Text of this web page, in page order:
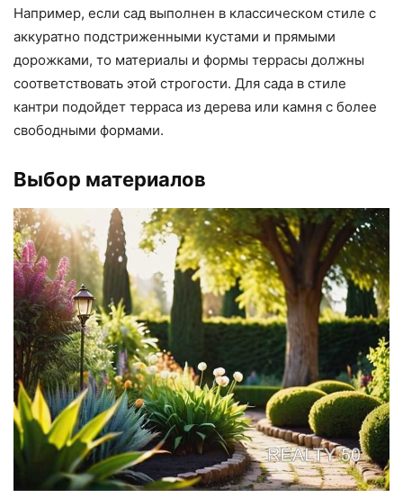
Например, если сад выполнен в классическом стиле с
аккуратно подстриженными кустами и прямыми
дорожками, то материалы и формы террасы должны
соответствовать этой строгости. Для сада в стиле
кантри подойдет терраса из дерева или камня с более
свободными формами.
Выбор материалов